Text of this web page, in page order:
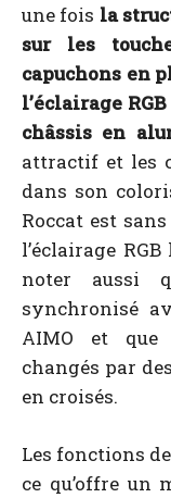
une fois la
sur les
capuchons en
l’éclairage
châssis en
attractif et les
dans son
Roccat est
l’éclairage
noter aussi
synchronisé
AIMO et que
changés par
en croisés.
Les fonctions
ce qu’offre un